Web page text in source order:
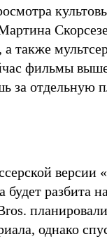
также
фильмы
за отдельную
версии
разбита
однако